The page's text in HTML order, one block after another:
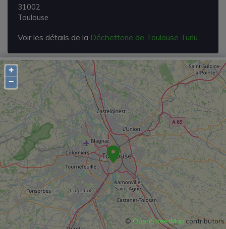
31002
Toulouse
Voir les détails de la Déchetterie de Toulouse Turlu
+
−
© OpenStreetMap contributors